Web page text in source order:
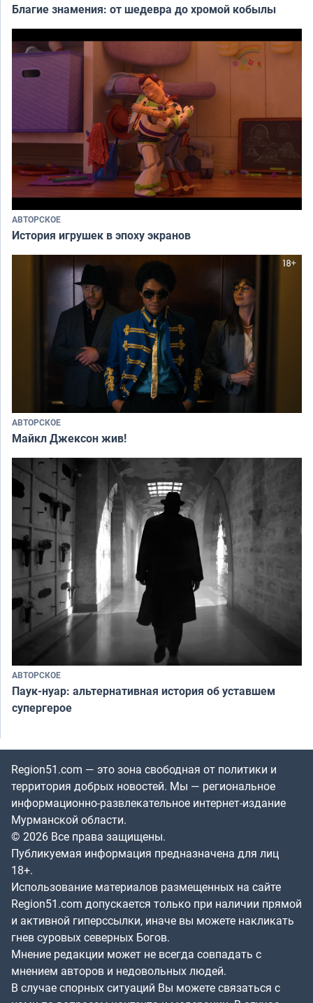
Благие знамения: от шедевра до хромой кобылы
АВТОРСКОЕ
История игрушек в эпоху экранов
АВТОРСКОЕ
Майкл Джексон жив!
АВТОРСКОЕ
Паук-нуар: альтернативная история об уставшем
супергерое
Region51.com — это зона свободная от политики и
территория добрых новостей. Мы — региональное
информационно-развлекательное интернет-издание
Мурманской области.
© 2026 Все права защищены.
Публикуемая информация предназначена для лиц
18+.
Использование материалов размещенных на сайте
Region51.com допускается только при наличии прямой
и активной гиперссылки, иначе вы можете накликать
гнев суровых северных Богов.
Мнение редакции может не всегда совпадать с
мнением авторов и недовольных людей.
В случае спорных ситуаций Вы можете связаться с